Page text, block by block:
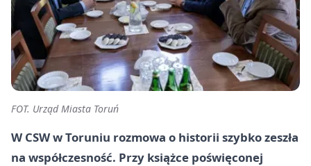
FOT. Urząd Miasta Toruń
W CSW w Toruniu rozmowa o historii szybko zeszła
na współczesność. Przy książce poświęconej